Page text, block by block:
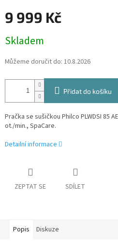
9 999 Kč
cena:
Skladem
Můžeme doručit do: 10.8.2026
Přidat do košíku
Pračka se sušičkou Philco PLWDSI 85
ot./min., SpaCare.
Detailní informace
ZEPTAT SE SDÍLET
Popis Diskuze